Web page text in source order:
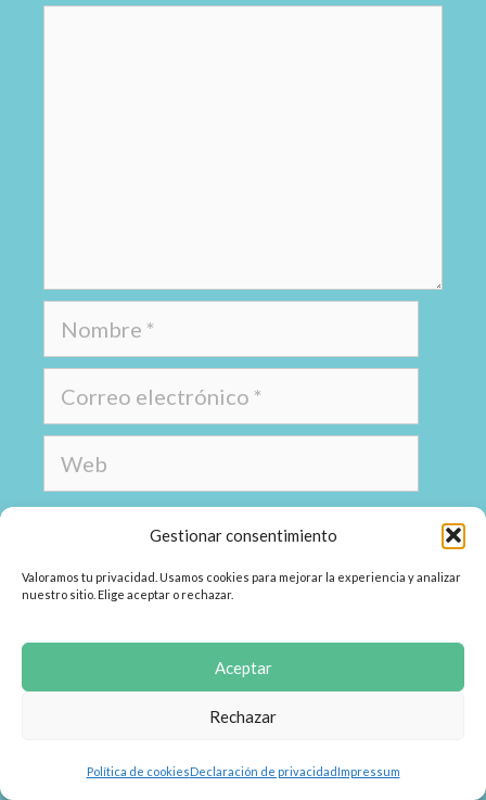
Gestionar consentimiento
Valoramos tu privacidad. Usamos cookies para mejorar la experiencia y analizar
nuestro sitio. Elige aceptar o rechazar.
Aceptar
Rechazar
Política de cookiesDeclaración de privacidadImpressum
próxima vez que comente.